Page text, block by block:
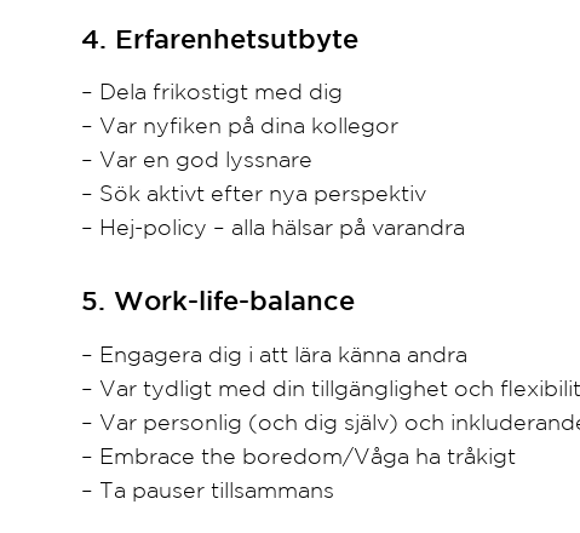
4. Erfarenhetsutbyte
– Dela frikostigt med dig
– Var nyfiken på dina kollegor
– Var en god lyssnare
– Sök aktivt efter nya perspektiv
– Hej-policy – alla hälsar på varandra
5. Work-life-balance
– Engagera dig i att lära känna andra
– Var tydligt med din tillgänglighet och
– Var personlig (och dig själv) och
– Embrace the boredom/Våga ha tråkigt
– Ta pauser tillsammans